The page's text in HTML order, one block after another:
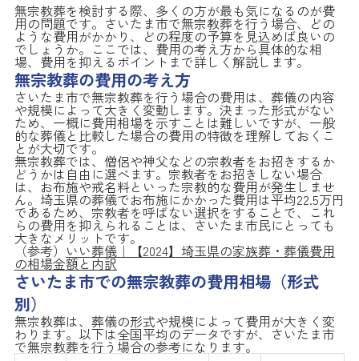
無宗教葬を検討する際、多くの方が最も気になるのが費
用の問題です。さいたま市で無宗教葬を行う場合、どの
ような費用がかかり、どの程度の予算を見込めば良いの
でしょうか。ここでは、費用の考え方から具体的な相
場、費用を抑えるポイントまで詳しく解説します。
無宗教葬の費用の考え方
さいたま市で無宗教葬を行う場合の費用は、葬儀の内容
や規模によって大きく変動します。決まった形式がない
ため、一概に費用相場を示すことは難しいですが、一般
的な葬儀と比較した場合の費用の特徴を理解しておくこ
とが大切です。
無宗教葬では、僧侶や神父などの宗教者をお招きするか
どうかは自由に選べます。宗教者をお招きしない場合
は、お布施や戒名料といった宗教的な費用が発生しませ
ん。埼玉県の葬儀でお布施にかかった費用は平均22.5万円
であるため、宗教者を呼ばない選択をすることで、これ
らの費用を抑えられることは、さいたま市民にとっても
大きなメリットです。
（参考） いい葬儀｜【2024】埼玉県の家族葬・葬儀費用
の相場金額と内訳
さいたま市での無宗教葬の費用相場（形式
別）
無宗教葬は、葬儀の形式や規模によって費用が大きく変
わります。以下は全国平均のデータですが、さいたま市
で無宗教葬を行う場合の参考になります。